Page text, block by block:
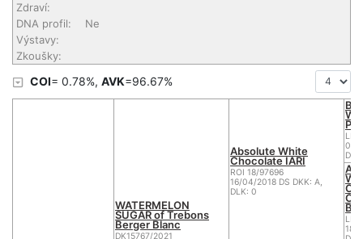
Zdraví:
DNA profil:
Ne
Výstavy:
Zkoušky:
COI= 0.78%, AVK=96.67%
WATERMELON
SUGAR of Trebons
Berger Blanc
DK15767/2021
Absolute White
Chocolate IARI
ROI 18/97696
16/04/2018 DS DKK: A,
DLK: 0
W-
LIR
04/
18/